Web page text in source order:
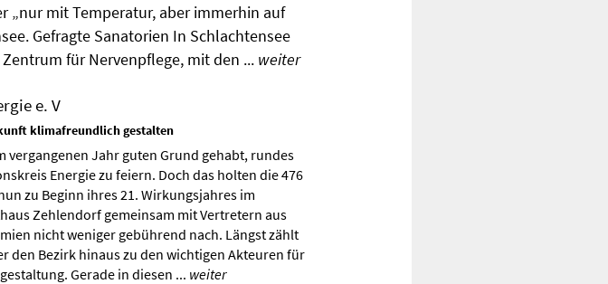
„nur mit Temperatur, aber immerhin auf
Gefragte Sanatorien In Schlachtensee
für Nervenpflege, mit den ... weiter
e. V
klimafreundlich gestalten
vergangenen Jahr guten Grund gehabt, rundes
Energie zu feiern. Doch das holten die 476
zu Beginn ihres 21. Wirkungsjahres im
Zehlendorf gemeinsam mit Vertretern aus
nicht weniger gebührend nach. Längst zählt
den Bezirk hinaus zu den wichtigen Akteuren für
Gerade in diesen ... weiter